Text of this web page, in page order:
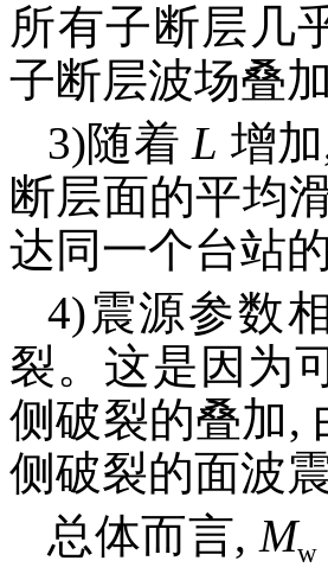
所有子断层几
子断层波场叠
3)随着L 增
断层面的平均
达同一个台站
4)震源参数
裂。这是因为
侧破裂的叠加,
侧破裂的面波
总体而言,Mw